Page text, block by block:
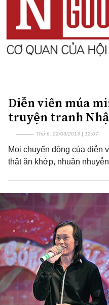
Diễn viên múa
truyện tranh
Thứ 6, 22/03/2013 | 12:07
Mọi chuyển động của diễn
thật ăn khớp, nhuần